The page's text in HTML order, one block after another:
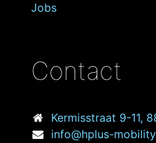
Jobs
Contact
Kermisstraat 9-11,
info@hplus-